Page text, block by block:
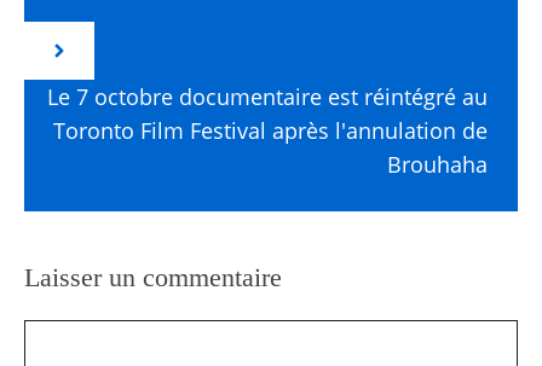
Le 7 octobre documentaire est réintégré au
Toronto Film Festival après l'annulation de
Brouhaha
Laisser un commentaire